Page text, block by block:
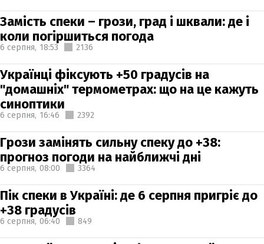
Замість спеки – грози, град і шквали: де і
коли погіршиться погода
6 серпня, 18:53 2136
Українці фіксують +50 градусів на
"домашніх" термометрах: що на це кажуть
синоптики
6 серпня, 16:46 2392
Грози замінять сильну спеку до +38:
прогноз погоди на найближчі дні
6 серпня, 08:00 3364
Пік спеки в Україні: де 6 серпня пригріє до
+38 градусів
6 серпня, 06:40 849